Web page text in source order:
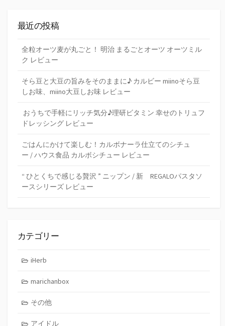
最近の投稿
全粒オーツ麦が丸ごと！ 明治 まるごとオーツ オーツミル
ク レビュー
そら豆と大豆の旨みをそのままに♪ カルビー miinoそら豆
しお味、miino大豆しお味 レビュー
おうちで手軽にリッチ気分♪理研ビタミン 幸せのトリュフ
ドレッシング レビュー
ごはんにかけて楽しむ！カルボナーラ仕立てのシチュ
ー / ハウス食品 カルボシチュー レビュー
“ ひとくちで感じる贅沢 ” ニップン / 新 REGALOパスタソ
ースシリーズ レビュー
カテゴリー
iHerb
marichanbox
その他
アイドル